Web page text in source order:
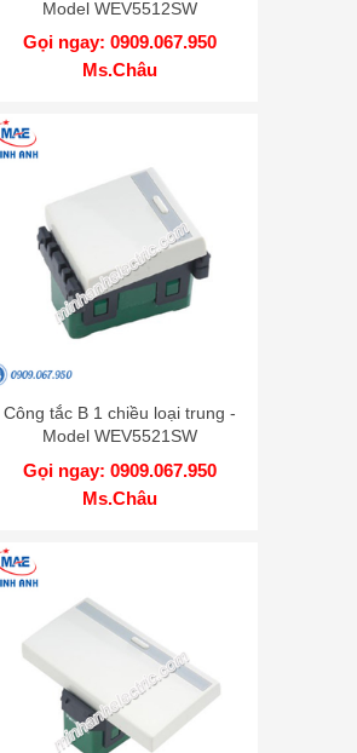
Model WEV5512SW
Gọi ngay: 0909.067.950
Ms.Châu
Công tắc B 1 chiều loại trung -
Model WEV5521SW
Gọi ngay: 0909.067.950
Ms.Châu